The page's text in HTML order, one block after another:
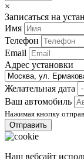
×
Записаться на
Имя
Телефон
Email
Адрес установки
Желательная дата
Ваш автомобиль
Нажимая кнопку
Наш вебсайт